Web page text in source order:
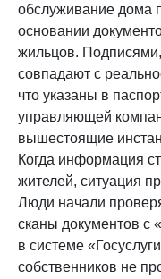
обслуживание
основании
жильцов.
совпадают с
что указаны в
управляющей
вышестоящие
Когда информация
жителей, ситуация
Люди начали
сканы документов с
в системе
собственников не